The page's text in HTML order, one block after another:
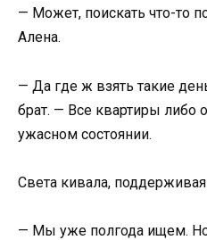
— Может, поискать что-то
Алена.
— Да где ж взять такие
брат. — Все квартиры либо
ужасном состоянии.
Света кивала,
— Мы уже полгода ищем.